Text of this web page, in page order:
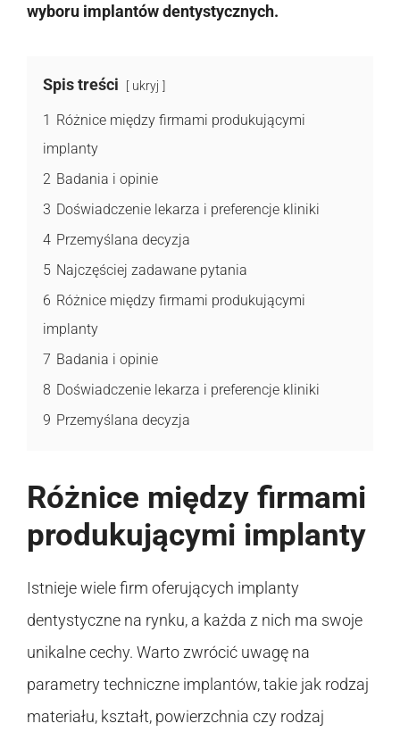
wyboru implantów dentystycznych.
Spis treści ukryj
1 Różnice między firmami produkującymi
implanty
2 Badania i opinie
3 Doświadczenie lekarza i preferencje kliniki
4 Przemyślana decyzja
5 Najczęściej zadawane pytania
6 Różnice między firmami produkującymi
implanty
7 Badania i opinie
8 Doświadczenie lekarza i preferencje kliniki
9 Przemyślana decyzja
Różnice między firmami
produkującymi implanty
Istnieje wiele firm oferujących implanty
dentystyczne na rynku, a każda z nich ma swoje
unikalne cechy. Warto zwrócić uwagę na
parametry techniczne implantów, takie jak rodzaj
materiału, kształt, powierzchnia czy rodzaj